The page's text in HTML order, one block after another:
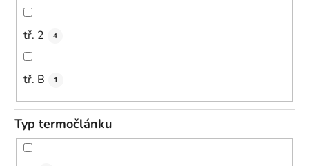
tř. 2 4
tř. B 1
Typ termočlánku